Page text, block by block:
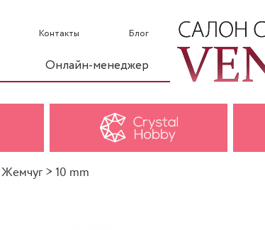
Контакты Блог
Онлайн-менеджер
Жемчуг > 10 mm